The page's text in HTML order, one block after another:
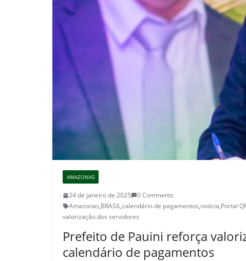
AMAZONAS
24 de janeiro de 2025
0 Comments
Amazonas,BRASIL,calendário de pagamentos,noticia,Portal
valorização dos servidores
Prefeito de Pauini reforça
calendário de pagamentos